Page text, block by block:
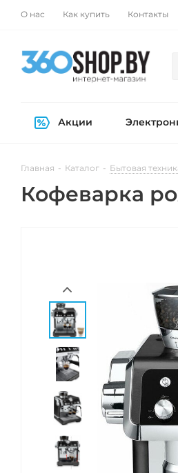
О нас Как купить Контакты
Акции
Главная - Каталог - Бытовая
Кофеварка